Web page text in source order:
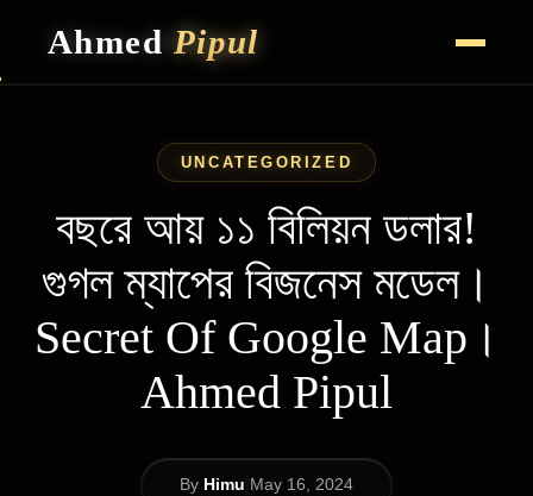
Ahmed Pipul
CAREER HIGHLIGHTS
VLOG
UNCATEGORIZED
বছরে আয় ১১ বিলিয়ন ডলার!
গুগল ম্যাপের বিজনেস মডেল।
Secret Of Google Map।
Ahmed Pipul
By Himu May 16, 2024